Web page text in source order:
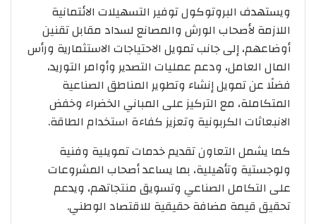
ويستهدف البروتوكول توفير التسهيلات الائتمانية
اللازمة لأصحاب الورش والمصانع لسداد مقابل تقنين
أوضاعهم، إلى جانب تمويل الاحتياجات الاستثمارية ورأس
المال العامل، ودعم عمليات التصدير وأوامر التوريد،
فضلًا عن تمويل إنشاء وتطوير المناطق الصناعية
المتكاملة، مع التركيز على المباني الخضراء وخفض
الانبعاثات الكربونية وتعزيز كفاءة استخدام الطاقة.
كما يشمل التعاون تقديم خدمات تمويلية وفنية
ولوجستية وتأهيلية، بما يساعد أصحاب المشروعات
على التكامل الصناعي وتسويق منتجاتهم، ويدعم
تحقيق قيمة مضافة حقيقية للاقتصاد الوطني.